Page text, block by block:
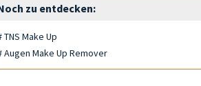
zu entdecken:
TNS Make Up
Augen Make Up Remover